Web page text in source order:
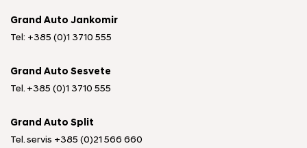
Grand Auto Jankomir
Tel: +385 (0)1 3710 555
Grand Auto Sesvete
Tel. +385 (0)1 3710 555
Grand Auto Split
Tel. servis +385 (0)21 566 660